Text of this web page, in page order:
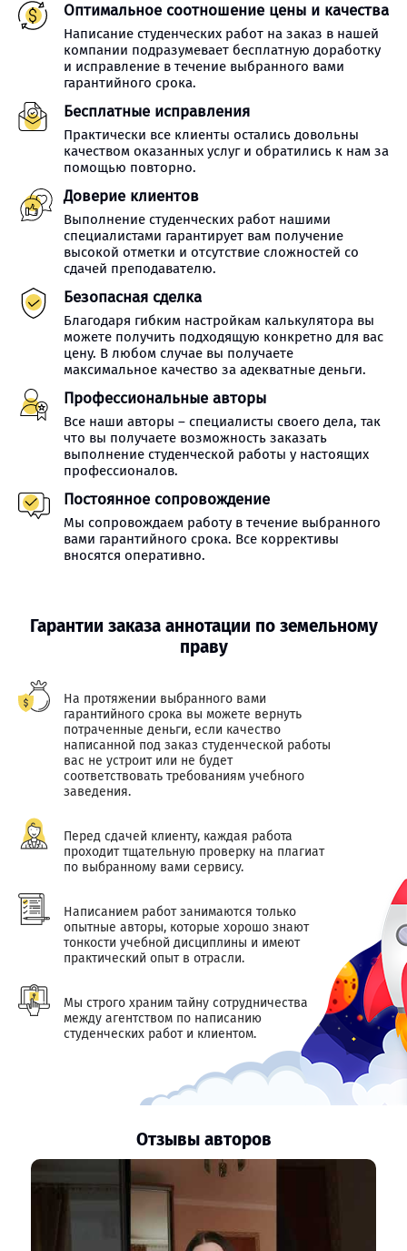
Оптимальное соотношение цены и качества
Написание студенческих работ на заказ в нашей
компании подразумевает бесплатную доработку
и исправление в течение выбранного вами
гарантийного срока.
Бесплатные исправления
Практически все клиенты остались довольны
качеством оказанных услуг и обратились к нам за
помощью повторно.
Доверие клиентов
Выполнение студенческих работ нашими
специалистами гарантирует вам получение
высокой отметки и отсутствие сложностей со
сдачей преподавателю.
Безопасная сделка
Благодаря гибким настройкам калькулятора вы
можете получить подходящую конкретно для вас
цену. В любом случае вы получаете
максимальное качество за адекватные деньги.
Профессиональные авторы
Все наши авторы – специалисты своего дела, так
что вы получаете возможность заказать
выполнение студенческой работы у настоящих
профессионалов.
Постоянное сопровождение
Мы сопровождаем работу в течение выбранного
вами гарантийного срока. Все коррективы
вносятся оперативно.
Гарантии заказа аннотации по земельному
праву
На протяжении выбранного вами
гарантийного срока вы можете вернуть
потраченные деньги, если качество
написанной под заказ студенческой работы
вас не устроит или не будет
соответствовать требованиям учебного
заведения.
Перед сдачей клиенту, каждая работа
проходит тщательную проверку на плагиат
по выбранному вами сервису.
Написанием работ занимаются только
опытные авторы, которые хорошо знают
тонкости учебной дисциплины и имеют
практический опыт в отрасли.
Мы строго храним тайну сотрудничества
между агентством по написанию
студенческих работ и клиентом.
Отзывы авторов